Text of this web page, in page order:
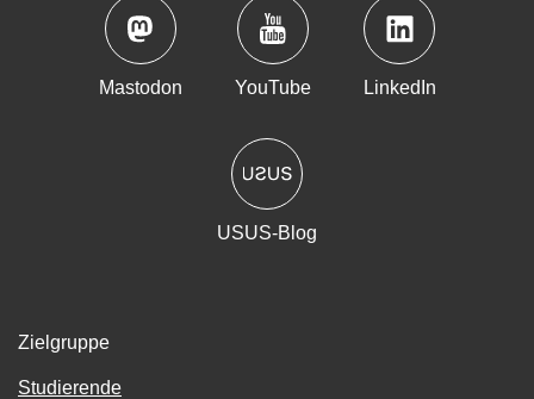
Mastodon YouTube LinkedIn
USUS-Blog
Zielgruppe
Studierende